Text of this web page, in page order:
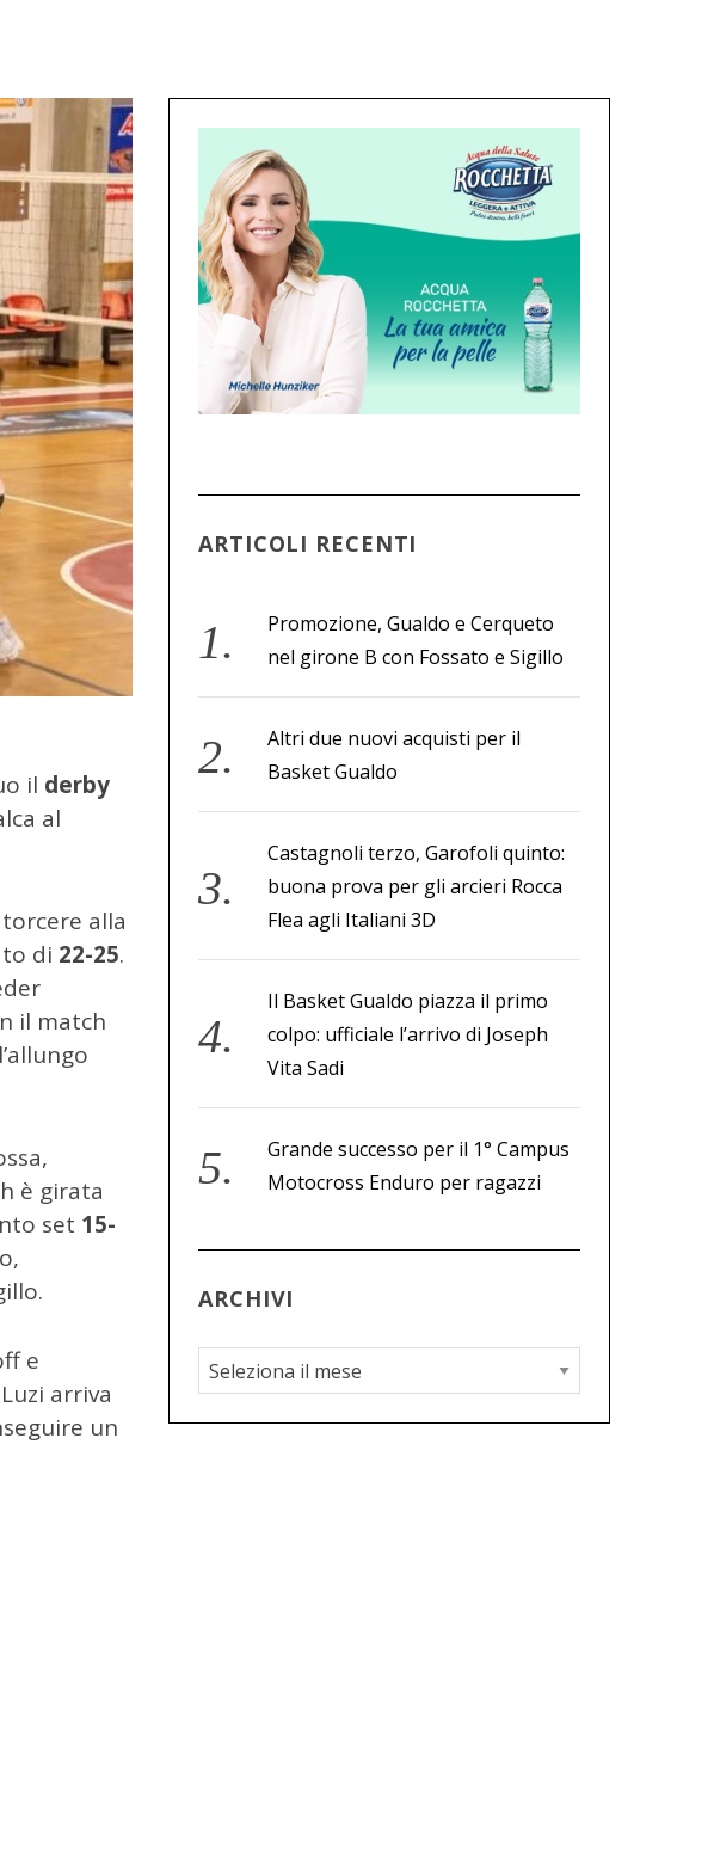
il derby
al
alla
di 22-25.
il match
è girata
set 15-
e
arriva
un
ARTICOLI RECENTI
Promozione, Gualdo e Cerqueto
nel girone B con Fossato e Sigillo
Altri due nuovi acquisti per il
Basket Gualdo
Castagnoli terzo, Garofoli quinto:
buona prova per gli arcieri Rocca
Flea agli Italiani 3D
Il Basket Gualdo piazza il primo
colpo: ufficiale l’arrivo di Joseph
Vita Sadi
Grande successo per il 1° Campus
Motocross Enduro per ragazzi
ARCHIVI
A
r
c